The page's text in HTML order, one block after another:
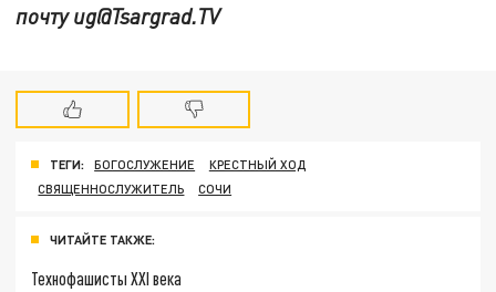
почтуug@Tsargrad.TV
ТЕГИ: БОГОСЛУЖЕНИЕ
КРЕСТНЫЙ ХОД
СВЯЩЕННОСЛУЖИТЕЛЬ
СОЧИ
ЧИТАЙТЕ ТАКЖЕ:
Технофашисты XXI века